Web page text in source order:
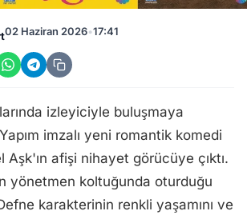
Afişi Yayınlandı: Başroller ve Hikaye
02 Haziran 2026•17:41
izleyiciyle buluşmaya
imzalı yeni romantik komedi
afişi nihayet görücüye çıktı.
yönetmen koltuğunda oturduğu
karakterinin renkli yaşamını ve